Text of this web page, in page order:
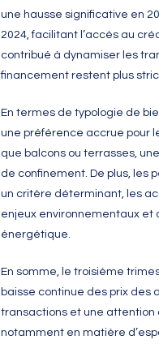
une hausse significative en
2024, facilitant l’accès au
contribué à dynamiser les
financement restent plus
En termes de typologie de
une préférence accrue pour
que balcons ou terrasses,
de confinement. De plus, les
un critère déterminant, les
enjeux environnementaux et
énergétique.
En somme, le troisième
baisse continue des prix des
transactions et une
notamment en matière